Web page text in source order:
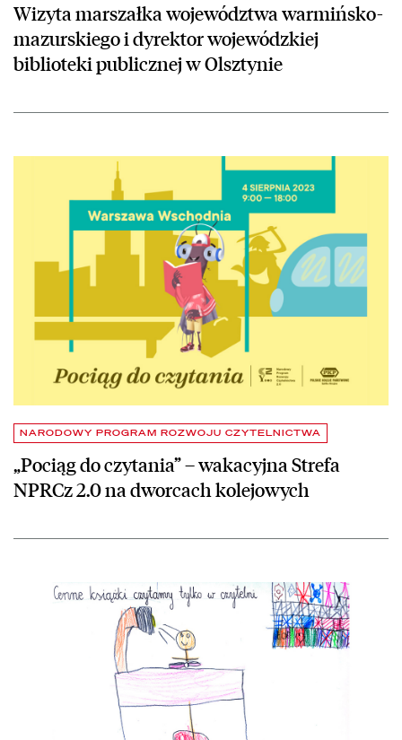
Wizyta marszałka województwa warmińsko-
mazurskiego i dyrektor wojewódzkiej
biblioteki publicznej w Olsztynie
NARODOWY PROGRAM ROZWOJU CZYTELNICTWA
„Pociąg do czytania” – wakacyjna Strefa
NPRCz 2.0 na dworcach kolejowych
czytaj więcej o „Pociąg do czytania” – wakacyjna Strefa NPRCz 2.0
czytaj więcej o Zerówka zna zasady